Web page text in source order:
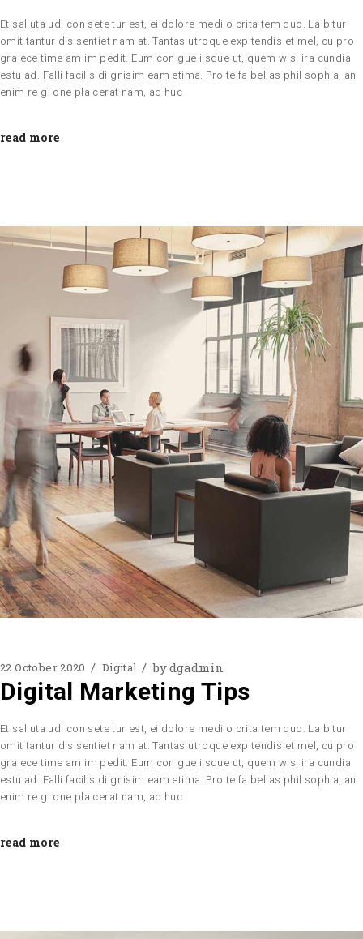
Et sal uta udi con sete tur est, ei dolore medi o crita tem quo. La bitur
omit tantur dis sentiet nam at. Tantas utroque exp tendis et mel, cu pro
gra ece time am im pedit. Eum con gue iisque ut, quem wisi ira cundia
estu ad. Falli facilis di gnisim eam etima. Pro te fa bellas phil sophia, an
enim re gi one pla cerat nam, ad huc
read more
22 October 2020 Digital bydgadmin
Digital Marketing Tips
Et sal uta udi con sete tur est, ei dolore medi o crita tem quo. La bitur
omit tantur dis sentiet nam at. Tantas utroque exp tendis et mel, cu pro
gra ece time am im pedit. Eum con gue iisque ut, quem wisi ira cundia
estu ad. Falli facilis di gnisim eam etima. Pro te fa bellas phil sophia, an
enim re gi one pla cerat nam, ad huc
read more